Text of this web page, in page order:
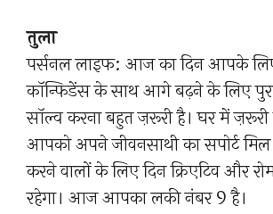
तुला
पर्सनल लाइफ: आज का दिन आपके
कॉन्फिडेंस के साथ आगे बढ़ने के लिए
सॉल्व करना बहुत ज़रूरी है। घर में
आपको अपने जीवनसाथी का सपोर्ट मिल
करने वालों के लिए दिन क्रिएटिव और
रहेगा। आज आपका लकी नंबर 9 है।